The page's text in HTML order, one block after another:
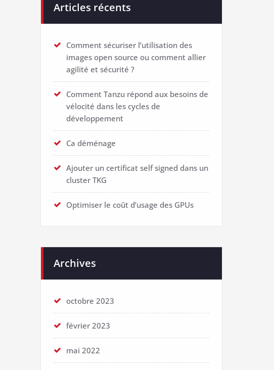
Articles récents
Comment sécuriser l’utilisation des
images open source ou comment allier
agilité et sécurité ?
Comment Tanzu répond aux besoins de
vélocité dans les cycles de
développement
Ca déménage
Ajouter un certificat self signed dans un
cluster TKG
Optimiser le coût d’usage des GPUs
Archives
octobre 2023
février 2023
mai 2022